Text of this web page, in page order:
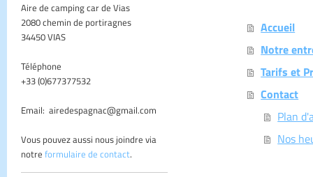
Aire de camping car de Vias
2080 chemin de portiragnes
34450 VIAS
Téléphone
+33 (0)677377532
Email: airedespagnac@gmail.com
Vous pouvez aussi nous joindre via
notre formulaire de contact.
Accueil
Notre
Tarifs et
Contact
Plan
Nos